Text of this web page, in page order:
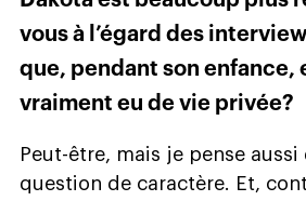
vous à l’égard des
que, pendant son enfance,
vraiment eu de vie privée?
Peut-être, mais je pense aussi
question de caractère. Et,